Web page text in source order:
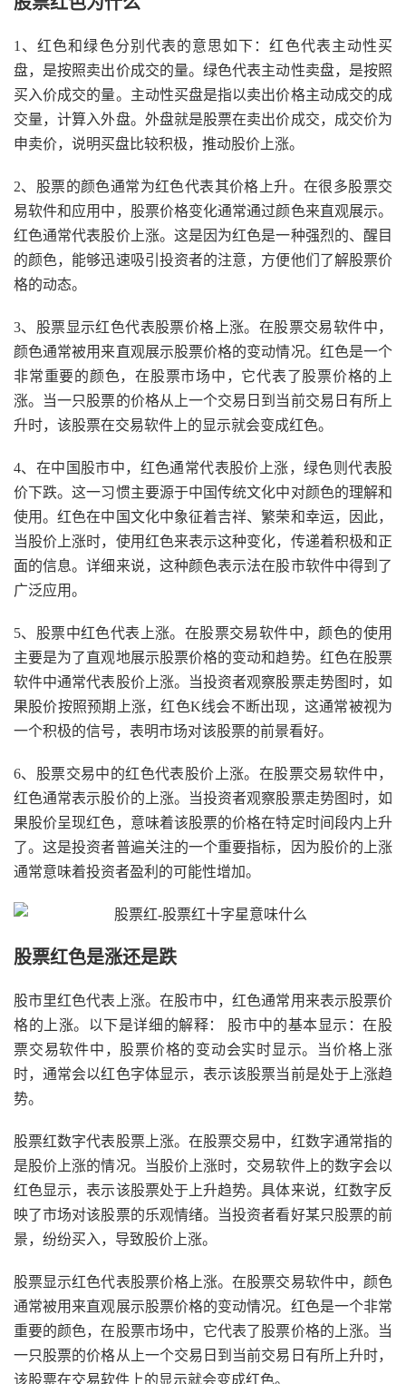
1、红色和绿色分别代表的意思如下：红色代表主动性买
盘，是按照卖出价成交的量。绿色代表主动性卖盘，是按照
买入价成交的量。主动性买盘是指以卖出价格主动成交的成
交量，计算入外盘。外盘就是股票在卖出价成交，成交价为
申卖价，说明买盘比较积极，推动股价上涨。
2、股票的颜色通常为红色代表其价格上升。在很多股票交
易软件和应用中，股票价格变化通常通过颜色来直观展示。
红色通常代表股价上涨。这是因为红色是一种强烈的、醒目
的颜色，能够迅速吸引投资者的注意，方便他们了解股票价
格的动态。
3、股票显示红色代表股票价格上涨。在股票交易软件中，
颜色通常被用来直观展示股票价格的变动情况。红色是一个
非常重要的颜色，在股票市场中，它代表了股票价格的上
涨。当一只股票的价格从上一个交易日到当前交易日有所上
升时，该股票在交易软件上的显示就会变成红色。
4、在中国股市中，红色通常代表股价上涨，绿色则代表股
价下跌。这一习惯主要源于中国传统文化中对颜色的理解和
使用。红色在中国文化中象征着吉祥、繁荣和幸运，因此，
当股价上涨时，使用红色来表示这种变化，传递着积极和正
面的信息。详细来说，这种颜色表示法在股市软件中得到了
广泛应用。
5、股票中红色代表上涨。在股票交易软件中，颜色的使用
主要是为了直观地展示股票价格的变动和趋势。红色在股票
软件中通常代表股价上涨。当投资者观察股票走势图时，如
果股价按照预期上涨，红色K线会不断出现，这通常被视为
一个积极的信号，表明市场对该股票的前景看好。
6、股票交易中的红色代表股价上涨。在股票交易软件中，
红色通常表示股价的上涨。当投资者观察股票走势图时，如
果股价呈现红色，意味着该股票的价格在特定时间段内上升
了。这是投资者普遍关注的一个重要指标，因为股价的上涨
通常意味着投资者盈利的可能性增加。
股票红色是涨还是跌
股市里红色代表上涨。在股市中，红色通常用来表示股票价
格的上涨。以下是详细的解释： 股市中的基本显示：在股
票交易软件中，股票价格的变动会实时显示。当价格上涨
时，通常会以红色字体显示，表示该股票当前是处于上涨趋
势。
股票红数字代表股票上涨。在股票交易中，红数字通常指的
是股价上涨的情况。当股价上涨时，交易软件上的数字会以
红色显示，表示该股票处于上升趋势。具体来说，红数字反
映了市场对该股票的乐观情绪。当投资者看好某只股票的前
景，纷纷买入，导致股价上涨。
股票显示红色代表股票价格上涨。在股票交易软件中，颜色
通常被用来直观展示股票价格的变动情况。红色是一个非常
重要的颜色，在股票市场中，它代表了股票价格的上涨。当
一只股票的价格从上一个交易日到当前交易日有所上升时，
该股票在交易软件上的显示就会变成红色。